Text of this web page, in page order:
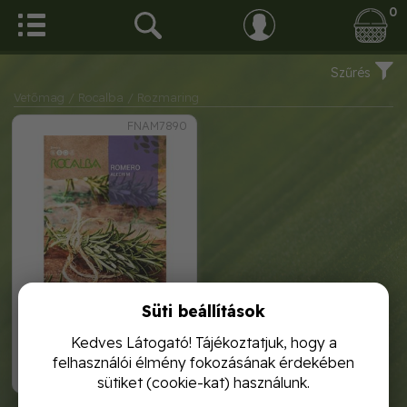
0
Szűrés
Vetőmag / Rocalba
/ Rozmaring
FNAM7890
1 120,-
rozmaring 0, 2g rocalba
Süti beállítások
Kedves Látogató! Tájékoztatjuk, hogy a
felhasználói élmény fokozásának érdekében
sütiket (cookie-kat) használunk.